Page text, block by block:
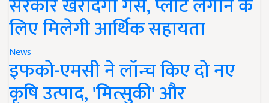
सरकार खरीदेगी गैस, प्लांट लगाने के
लिए मिलेगी आर्थिक सहायता
News
इफको-एमसी ने लॉन्च किए दो नए
कृषि उत्पाद, 'मित्सुकी' और